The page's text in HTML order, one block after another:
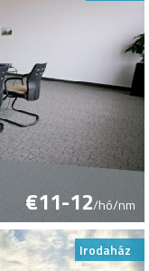
€11-12/hó/nm
Irodaház